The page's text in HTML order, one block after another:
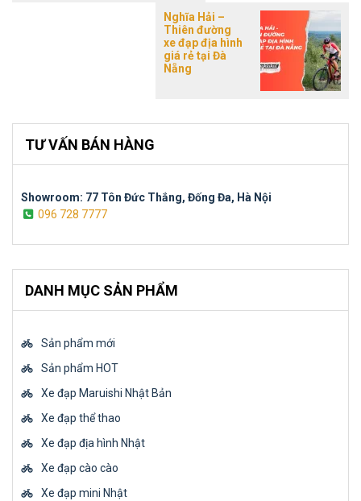
Nghĩa Hải –
Thiên đường
xe đạp địa hình
giá rẻ tại Đà
Nẵng
TƯ VẤN BÁN HÀNG
Showroom: 77 Tôn Đức Thắng, Đống Đa, Hà Nội
096 728 7777
DANH MỤC SẢN PHẨM
Sản phẩm mới
Sản phẩm HOT
Xe đạp Maruishi Nhật Bản
Xe đạp thể thao
Xe đạp địa hình Nhật
Xe đạp cào cào
Xe đạp mini Nhật